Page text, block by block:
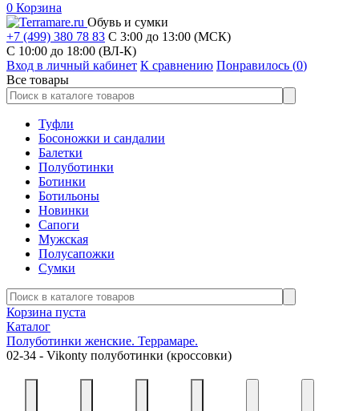
0 Корзина
Обувь и сумки
+7 (499) 380 78 83 С 3:00 до 13:00 (МСК)
C 10:00 до 18:00 (ВЛ-К)
Вход в личный кабинет К сравнению Понравилось (0)
Все товары
Туфли
Босоножки и сандалии
Балетки
Полуботинки
Ботинки
Ботильоны
Новинки
Сапоги
Мужская
Полусапожки
Сумки
Корзина пуста
Каталог
Полуботинки женские. Террамаре.
02-34 - Vikonty полуботинки (кроссовки)